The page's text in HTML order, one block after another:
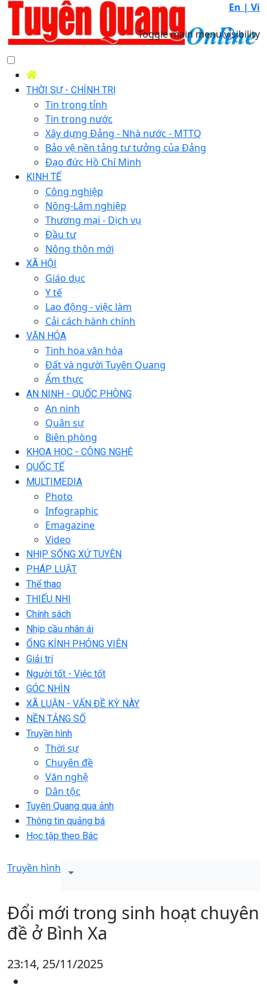
En | Vi
Toggle main menu visibility
THỜI SỰ - CHÍNH TRỊ
Tin trong tỉnh
Tin trong nước
Xây dựng Đảng - Nhà nước - MTTQ
Bảo vệ nền tảng tư tưởng của Đảng
Đạo đức Hồ Chí Minh
KINH TẾ
Công nghiệp
Nông-Lâm nghiệp
Thương mại - Dịch vụ
Đầu tư
Nông thôn mới
XÃ HỘI
Giáo dục
Y tế
Lao động - việc làm
Cải cách hành chính
VĂN HÓA
Tinh hoa văn hóa
Đất và người Tuyên Quang
Ẩm thực
AN NINH - QUỐC PHÒNG
An ninh
Quân sự
Biên phòng
KHOA HỌC - CÔNG NGHỆ
QUỐC TẾ
MULTIMEDIA
Photo
Infographic
Emagazine
Video
NHỊP SỐNG XỨ TUYÊN
PHÁP LUẬT
Thể thao
THIẾU NHI
Chính sách
Nhịp cầu nhân ái
ỐNG KÍNH PHÓNG VIÊN
Giải trí
Người tốt - Việc tốt
GÓC NHÌN
XÃ LUẬN - VẤN ĐỀ KỲ NÀY
NỀN TẢNG SỐ
Truyền hình
Thời sự
Chuyên đề
Văn nghệ
Dân tộc
Tuyên Quang qua ảnh
Thông tin quảng bá
Học tập theo Bác
Truyền hình
Đổi mới trong sinh hoạt chuyên
đề ở Bình Xa
23:14, 25/11/2025